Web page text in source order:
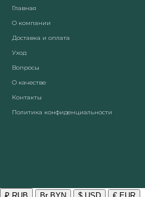
Главная
О компании
Доставка и оплата
Уход
Вопросы
О качестве
Контакты
Политика конфиденциальности